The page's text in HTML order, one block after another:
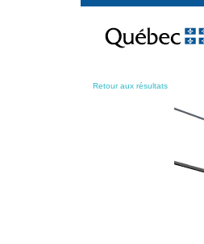
contenu
Retour aux résultats